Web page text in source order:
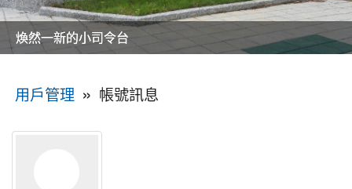
美麗的操場是我們活力的來源
美麗的操場是我們活力的來源
煥然一新的小司令台
煥然一新的小司令台
富含桃園埤塘田園風光意象的中廊
富含桃園埤塘田園風光意象的中廊
嶄新的中庭廣場
嶄新的中庭廣場
水生池生生不息
水生池生生不息
用戶管理 » 帳號訊息